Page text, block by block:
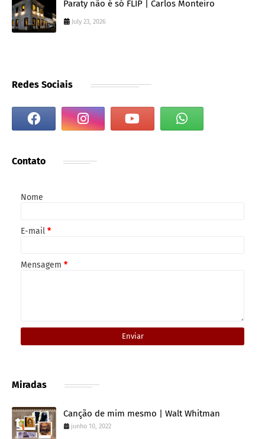
Paraty não é só FLIP | Carlos Monteiro
July 23, 2026
Redes Sociais
Contato
Nome
E-mail *
Mensagem *
Miradas
Canção de mim mesmo | Walt Whitman
junho 10, 2022